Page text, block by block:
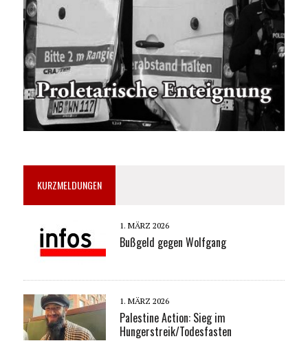
KURZMELDUNGEN
1. MÄRZ 2026
Bußgeld gegen Wolfgang
1. MÄRZ 2026
Palestine Action: Sieg im
Hungerstreik/Todesfasten